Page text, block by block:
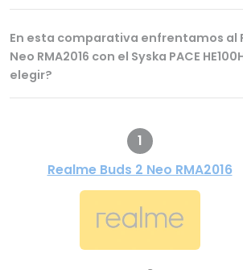
En esta comparativa enfrentamos al
Neo RMA2016 con el Syska PACE
elegir?
1
Realme Buds 2 Neo RMA2016